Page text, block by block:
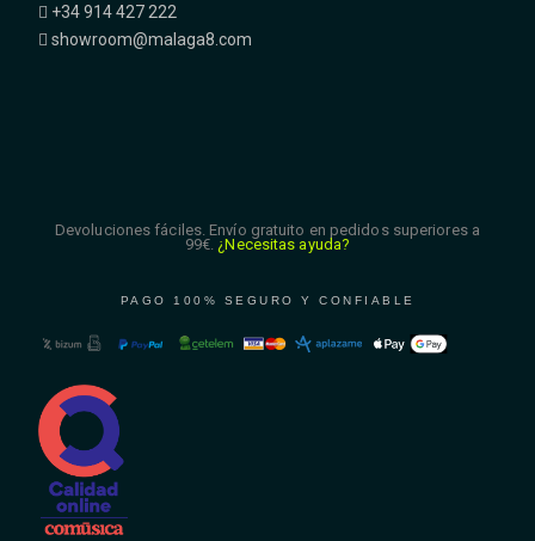
+34 914 427 222
showroom@malaga8.com
Devoluciones fáciles. Envío gratuito en pedidos superiores a
99€. ¿Necesitas ayuda?
PAGO 100% SEGURO Y CONFIABLE